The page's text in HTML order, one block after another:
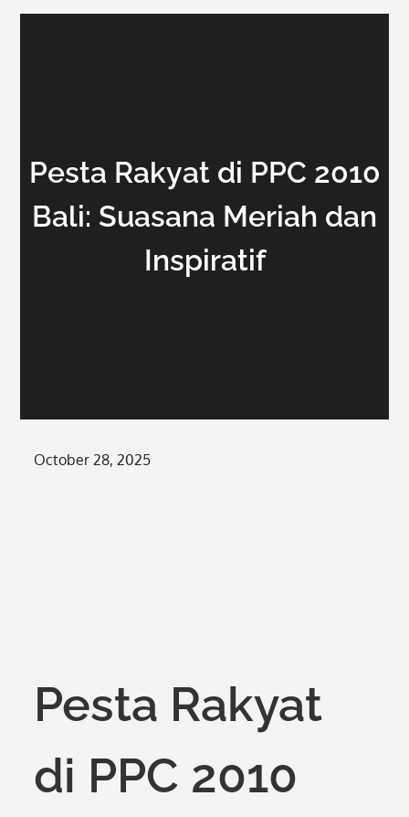
Pesta Rakyat di PPC 2010
Bali: Suasana Meriah dan
Inspiratif
Posted
October 28, 2025
Pesta Rakyat
di PPC 2010